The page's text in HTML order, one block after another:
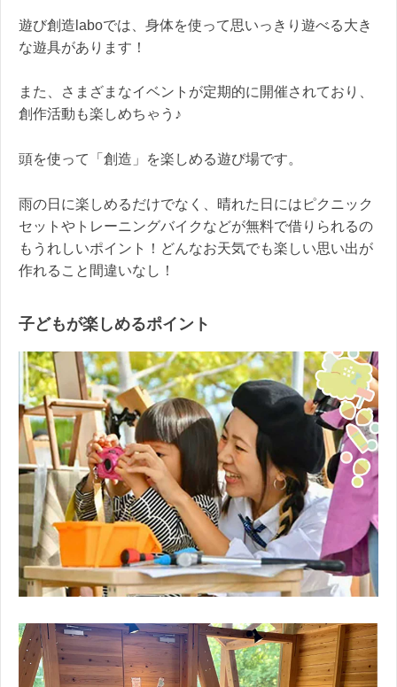
遊び創造laboでは、身体を使って思いっきり遊べる大き
な遊具があります！
また、さまざまなイベントが定期的に開催されており、
創作活動も楽しめちゃう♪
頭を使って「創造」を楽しめる遊び場です。
雨の日に楽しめるだけでなく、晴れた日にはピクニック
セットやトレーニングバイクなどが無料で借りられるの
もうれしいポイント！どんなお天気でも楽しい思い出が
作れること間違いなし！
子どもが楽しめるポイント